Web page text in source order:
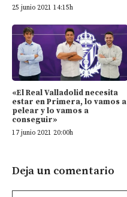
25 junio 2021 14:15h
«El Real Valladolid necesita
estar en Primera, lo vamos a
pelear y lo vamos a
conseguir»
17 junio 2021 20:00h
Deja un comentario